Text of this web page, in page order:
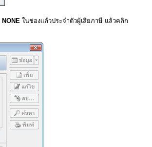
NONE ในช่องแล้วประจำตัวผู้เสียภาษี แล้วคลิก